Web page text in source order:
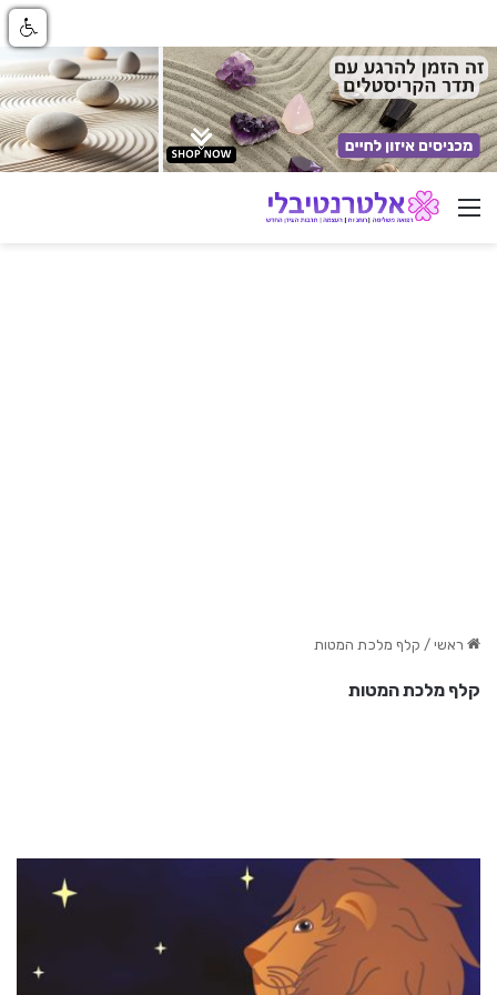
ניווט באתר
ראשי / קלף מלכת המטות
קלף מלכת המטות